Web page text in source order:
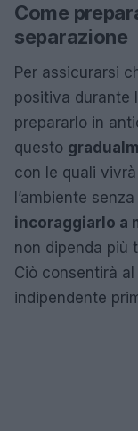
Come
separazione
Per assicurarsi
positiva durante
prepararlo in
questo
con le quali
l’ambiente
incoraggiarlo a
non dipenda più
Ciò consentirà
indipendente